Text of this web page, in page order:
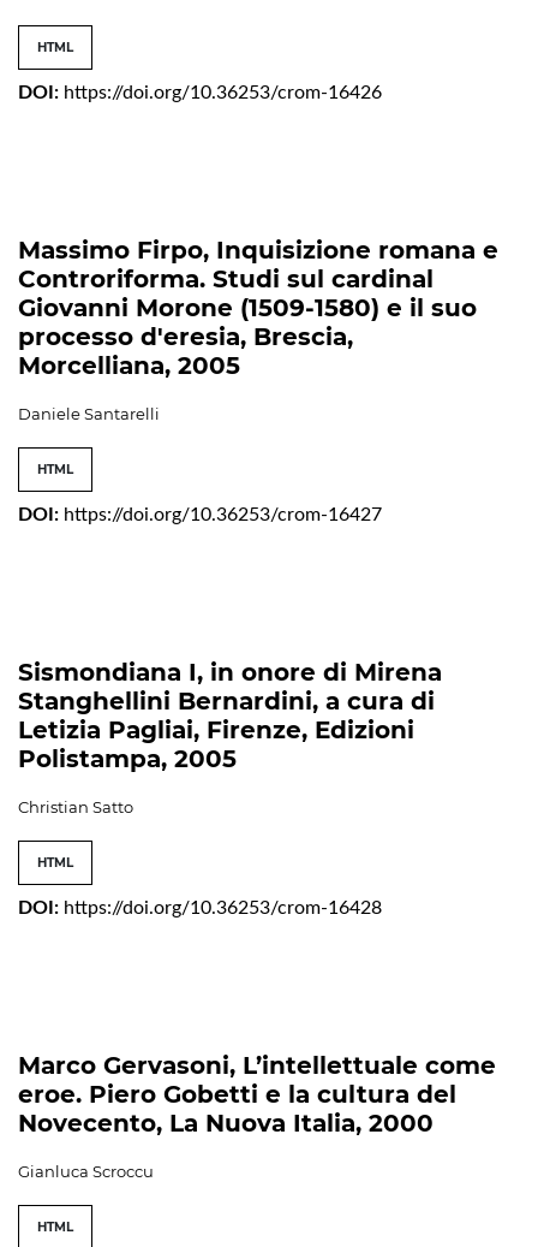
HTML
DOI: https://doi.org/10.36253/crom-16426
Massimo Firpo, Inquisizione romana e
Controriforma. Studi sul cardinal
Giovanni Morone (1509-1580) e il suo
processo d'eresia, Brescia,
Morcelliana, 2005
Daniele Santarelli
HTML
DOI: https://doi.org/10.36253/crom-16427
Sismondiana I, in onore di Mirena
Stanghellini Bernardini, a cura di
Letizia Pagliai, Firenze, Edizioni
Polistampa, 2005
Christian Satto
HTML
DOI: https://doi.org/10.36253/crom-16428
Marco Gervasoni, L’intellettuale come
eroe. Piero Gobetti e la cultura del
Novecento, La Nuova Italia, 2000
Gianluca Scroccu
HTML